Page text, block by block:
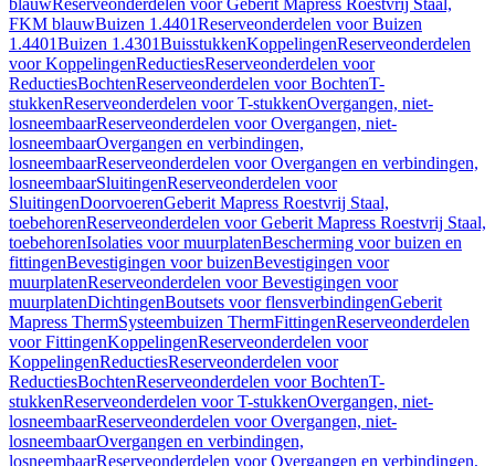
blauwReserveonderdelen voor Geberit Mapress Roestvrij Staal,
FKM blauwBuizen 1.4401Reserveonderdelen voor Buizen
1.4401Buizen 1.4301BuisstukkenKoppelingenReserveonderdelen
voor KoppelingenReductiesReserveonderdelen voor
ReductiesBochtenReserveonderdelen voor BochtenT-
stukkenReserveonderdelen voor T-stukkenOvergangen, niet-
losneembaarReserveonderdelen voor Overgangen, niet-
losneembaarOvergangen en verbindingen,
losneembaarReserveonderdelen voor Overgangen en verbindingen,
losneembaarSluitingenReserveonderdelen voor
SluitingenDoorvoerenGeberit Mapress Roestvrij Staal,
toebehorenReserveonderdelen voor Geberit Mapress Roestvrij Staal,
toebehorenIsolaties voor muurplatenBescherming voor buizen en
fittingenBevestigingen voor buizenBevestigingen voor
muurplatenReserveonderdelen voor Bevestigingen voor
muurplatenDichtingenBoutsets voor flensverbindingenGeberit
Mapress ThermSysteembuizen ThermFittingenReserveonderdelen
voor FittingenKoppelingenReserveonderdelen voor
KoppelingenReductiesReserveonderdelen voor
ReductiesBochtenReserveonderdelen voor BochtenT-
stukkenReserveonderdelen voor T-stukkenOvergangen, niet-
losneembaarReserveonderdelen voor Overgangen, niet-
losneembaarOvergangen en verbindingen,
losneembaarReserveonderdelen voor Overgangen en verbindingen,